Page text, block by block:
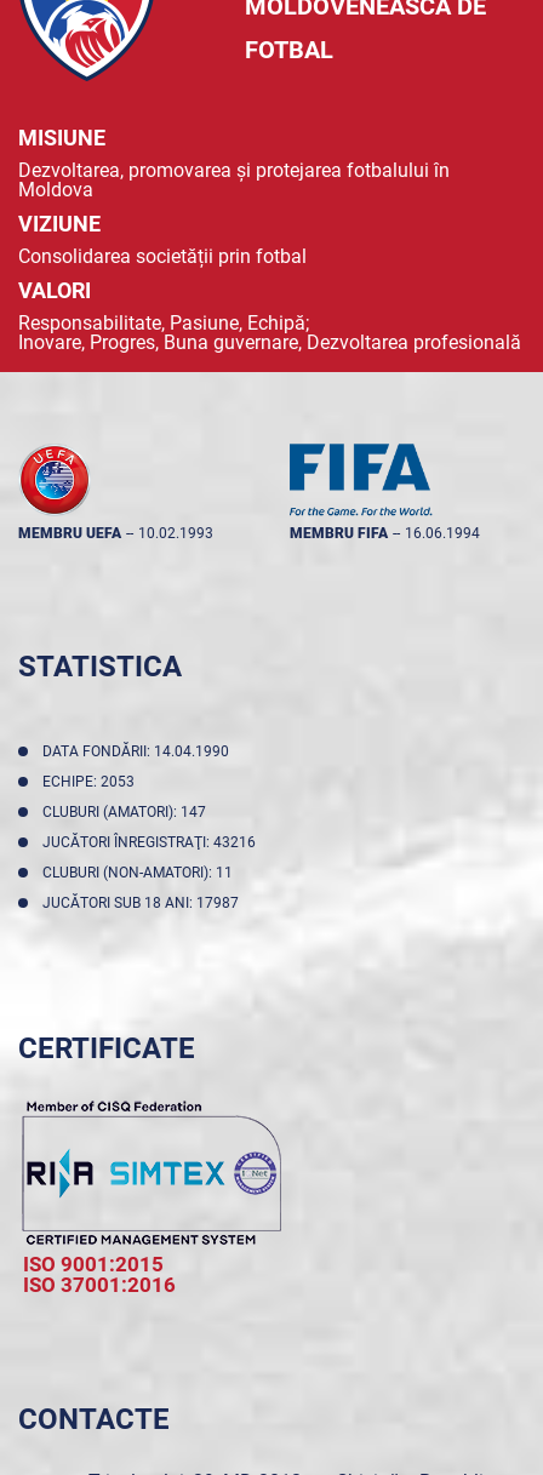
MOLDOVENEASCĂ DE
FOTBAL
MISIUNE
Dezvoltarea, promovarea și protejarea fotbalului în
Moldova
VIZIUNE
Consolidarea societății prin fotbal
VALORI
Responsabilitate, Pasiune, Echipă;
Inovare, Progres, Buna guvernare, Dezvoltarea profesională
MEMBRU UEFA -- 10.02.1993 MEMBRU FIFA -- 16.06.1994
STATISTICA
DATA FONDĂRII: 14.04.1990
ECHIPE: 2053
CLUBURI (AMATORI): 147
JUCĂTORI ÎNREGISTRAŢI: 43216
CLUBURI (NON-AMATORI): 11
JUCĂTORI SUB 18 ANI: 17987
CERTIFICATE
ISO 9001:2015
ISO 37001:2016
CONTACTE